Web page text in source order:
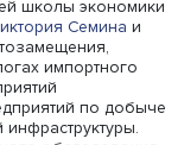
статистических
ИСИЭЗ) НИУ
в
в
НИУ ВШЭ.